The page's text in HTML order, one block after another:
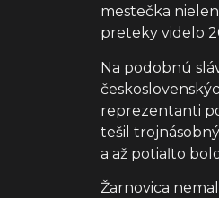
mestečka
preteky videlo
Na podobnú
reprezentanti
tešil
a až potiaľto
Žarnovica